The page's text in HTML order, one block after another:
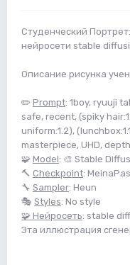
Студенческий
нейросети stable
Описание рисунка
✏️ Prompt: 1boy, ryuuji
safe, recent, (spiky
uniform:1.2),
masterpiece, UHD,
🧩 Model: 🎨 Stable
🔨 Checkpoint:
🔧 Sampler: Heun
🎭 Styles: No style
🧩 Нейросеть: stable
Эта иллюстрация